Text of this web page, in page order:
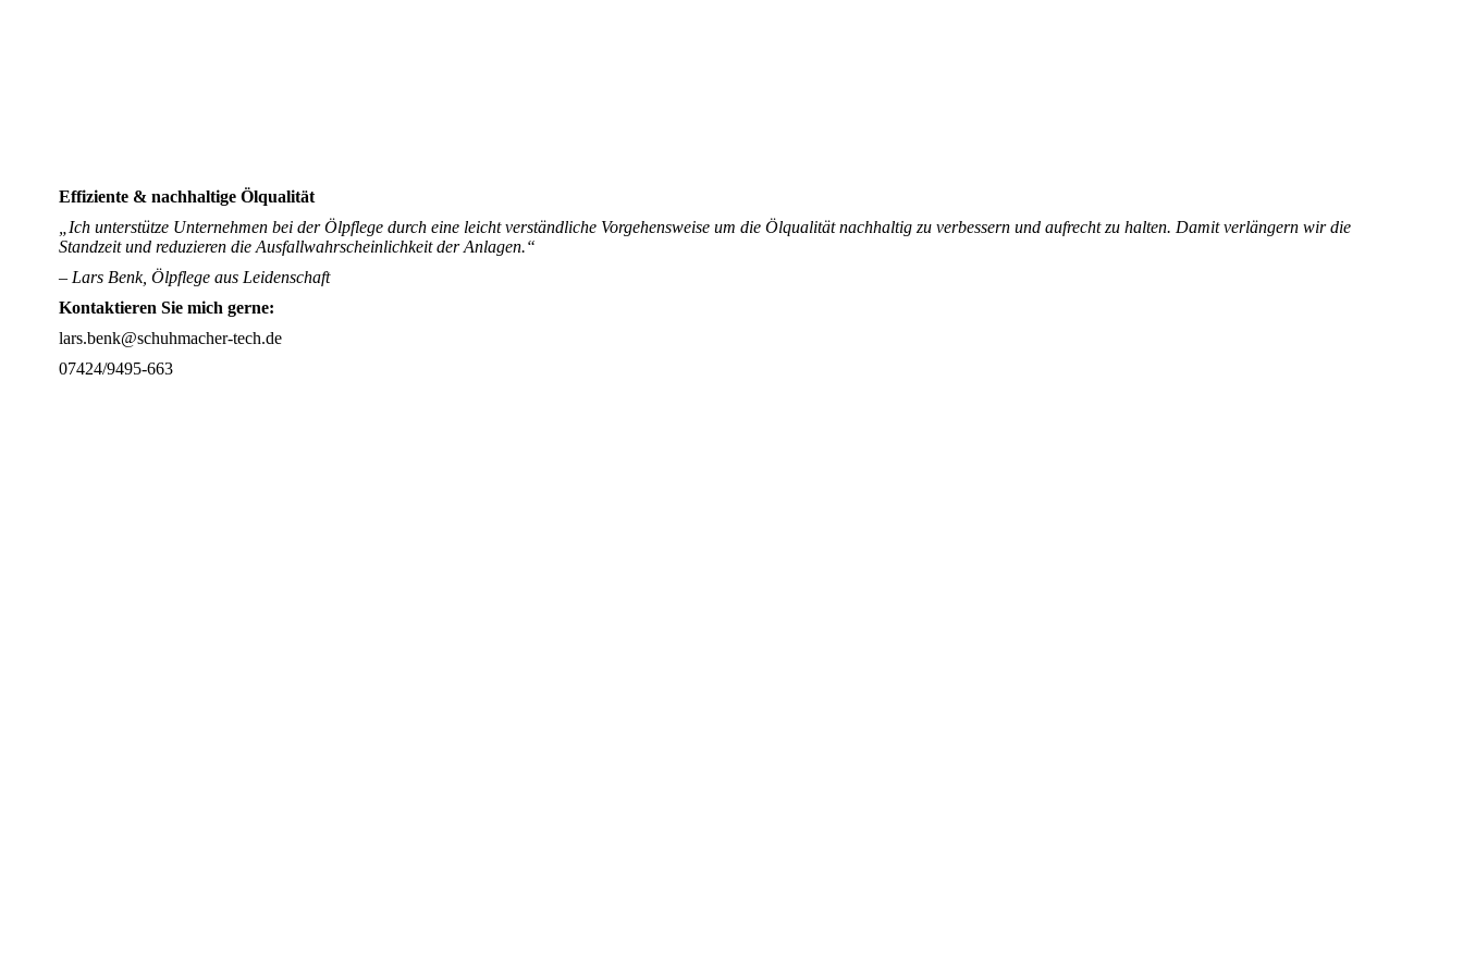
Effiziente & nachhaltige Ölqualität
„Ich unterstütze Unternehmen bei der Ölpflege durch eine leicht verständliche Vorgehensweise um die Ölqualität nachhaltig zu verbessern und aufrecht zu halten. Damit verlängern wir die
Standzeit und reduzieren die Ausfallwahrscheinlichkeit der Anlagen.“
– Lars Benk, Ölpflege aus Leidenschaft
Kontaktieren Sie mich gerne:
lars.benk@schuhmacher-tech.de
07424/9495-663